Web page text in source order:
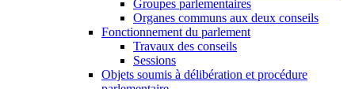
Groupes parlementaires
Organes communs aux deux conseils
Fonctionnement du parlement
Travaux des conseils
Sessions
Objets soumis à délibération et procédure